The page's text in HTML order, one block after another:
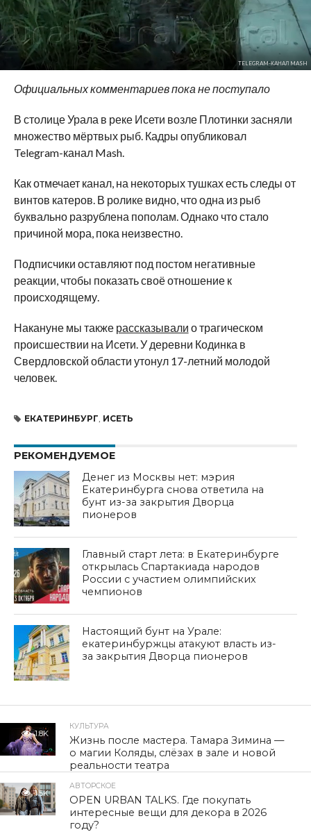
TELEGRAM-КАНАЛ MASH
Официальных комментариев пока не поступало
В столице Урала в реке Исети возле Плотинки засняли
множество мёртвых рыб. Кадры опубликовал
Telegram-канал Mash.
Как отмечает канал, на некоторых тушках есть следы от
винтов катеров. В ролике видно, что одна из рыб
буквально разрублена пополам. Однако что стало
причиной мора, пока неизвестно.
Подписчики оставляют под постом негативные
реакции, чтобы показать своё отношение к
происходящему.
Накануне мы также рассказывали о трагическом
происшествии на Исети. У деревни Кодинка в
Свердловской области утонул 17-летний молодой
человек.
ЕКАТЕРИНБУРГ ИСЕТЬ
РЕКОМЕНДУЕМОЕ
Денег из Москвы нет: мэрия
Екатеринбурга снова ответила на
бунт из-за закрытия Дворца
пионеров
Главный старт лета: в Екатеринбурге
открылась Спартакиада народов
России с участием олимпийских
чемпионов
Настоящий бунт на Урале:
екатеринбуржцы атакуют власть из-
за закрытия Дворца пионеров
1.8K
КУЛЬТУРА
Жизнь после мастера. Тамара Зимина —
о магии Коляды, слёзах в зале и новой
реальности театра
1.5K
АВТОРСКОЕ
OPEN URBAN TALKS. Где покупать
интересные вещи для декора в 2026
году?